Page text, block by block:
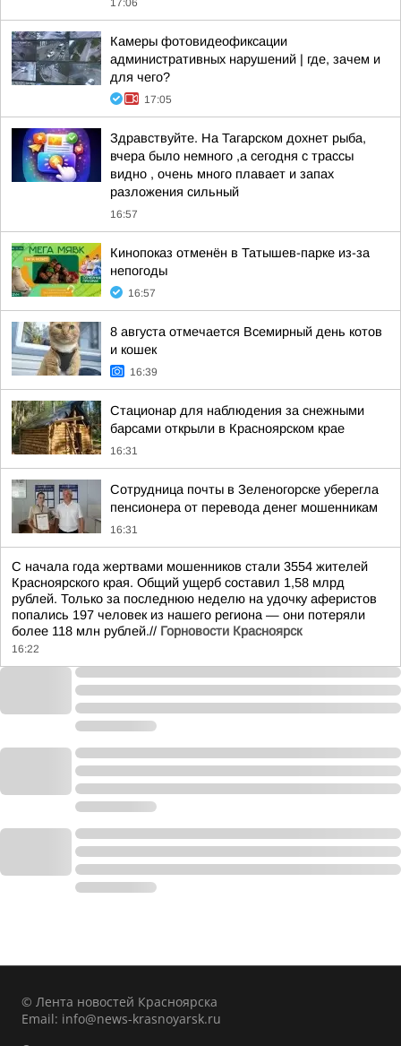
17:06
Камеры фотовидеофиксации
административных нарушений | где, зачем и
для чего?
17:05
Здравствуйте. На Тагарском дохнет рыба,
вчера было немного ,а сегодня с трассы
видно , очень много плавает и запах
разложения сильный
16:57
Кинопоказ отменён в Татышев-парке из-за
непогоды
16:57
8 августа отмечается Всемирный день котов
и кошек
16:39
Стационар для наблюдения за снежными
барсами открыли в Красноярском крае
16:31
Сотрудница почты в Зеленогорске уберегла
пенсионера от перевода денег мошенникам
16:31
С начала года жертвами мошенников стали 3554 жителей
Красноярского края. Общий ущерб составил 1,58 млрд
рублей. Только за последнюю неделю на удочку аферистов
попались 197 человек из нашего региона — они потеряли
более 118 млн рублей.// Горновости Красноярск
16:22
© Лента новостей Красноярска
Email: info@news-krasnoyarsk.ru